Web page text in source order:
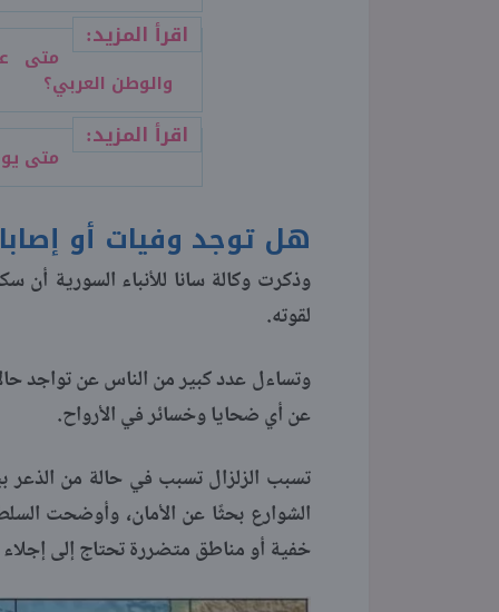
اقرأ المزيد:
والوطن العربي؟
اقرأ المزيد:
متى يوم
هل توجد وفيات أو
وذكرت وكالة سانا للأنباء السورية أن
لقوته.
وتساءل عدد كبير من الناس عن تواجد
عن أي ضحايا وخسائر في الأرواح.
تسبب الزلزال تسبب في حالة من الذعر
الشوارع بحثًا عن الأمان، وأوضحت
خفية أو مناطق متضررة تحتاج إلى إجلاء